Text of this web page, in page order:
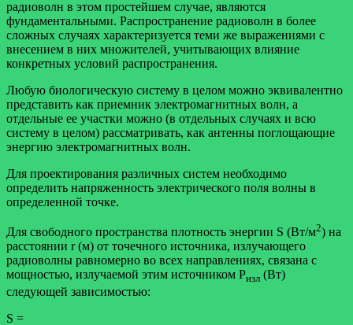
радиоволн в этом простейшем случае, являются
фундаментальными. Распространение радиоволн в более
сложных случаях характеризуется теми же выражениями с
внесением в них множителей, учитывающих влияние
конкретных условий распространения.
Любую биологическую систему в целом можно эквивалентно
представить как приемник электромагнитных волн, а
отдельные ее участки можно (в отдельных случаях и всю
систему в целом) рассматривать, как антенны поглощающие
энергию электромагнитных волн.
Для проектирования различных систем необходимо
определить напряженность электрического поля волны в
определенной точке.
Для свободного пространства плотность энергии S (Вт/м2) на
расстоянии r (м) от точечного источника, излучающего
радиоволны равномерно во всех направлениях, связана с
мощностью, излучаемой этим источником Ризл (Вт)
следующей зависимостью:
S =